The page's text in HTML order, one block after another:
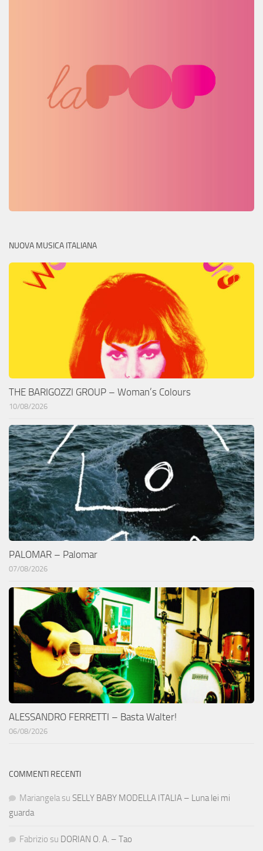
NUOVA MUSICA ITALIANA
THE BARIGOZZI GROUP – Woman’s Colours
10/08/2026
PALOMAR – Palomar
07/08/2026
ALESSANDRO FERRETTI – Basta Walter!
06/08/2026
COMMENTI RECENTI
Mariangela su SELLY BABY MODELLA ITALIA – Luna lei mi
guarda
Fabrizio su DORIAN O. A. – Tao